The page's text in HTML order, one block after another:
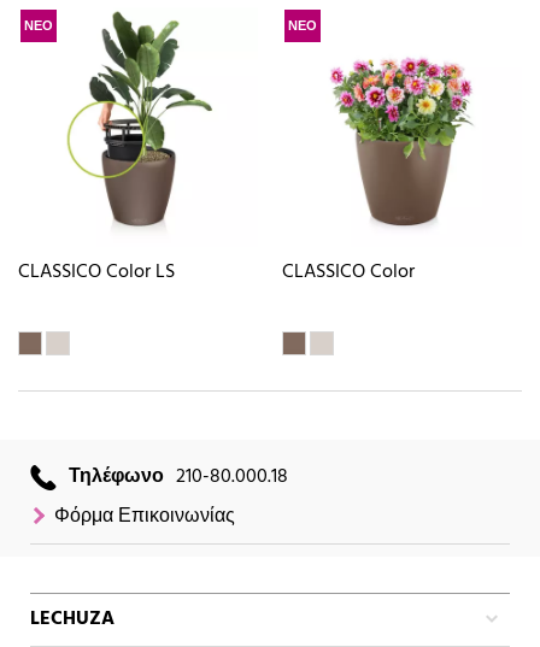
ΝΕΟ
CLASSICO Color LS
ΝΕΟ
CLASSICO Color
Τηλέφωνο 210-80.000.18
Φόρμα Επικοινωνίας
LECHUZA